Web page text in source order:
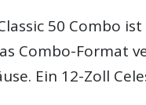
50 Combo
Combo-Format
Ein 12-Zoll